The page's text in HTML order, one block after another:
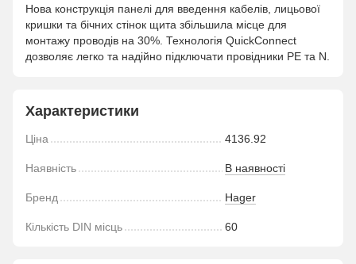
Нова конструкція панелі для введення кабелів, лицьової
кришки та бічних стінок щита збільшила місце для
монтажу проводів на 30%. Технологія QuickConnect
дозволяє легко та надійно підключати провідники PE та N.
Характеристики
Ціна 4136.92
Наявність В наявності
Бренд Hager
Кількість DIN місць 60